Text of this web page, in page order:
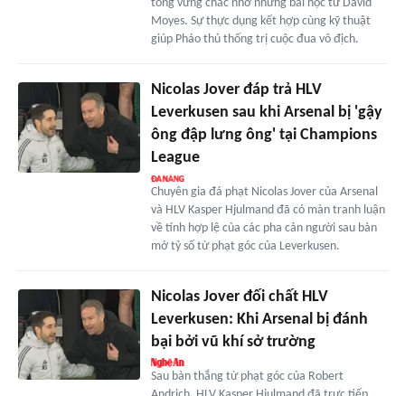
tông vững chắc nhờ những bài học từ David
Moyes. Sự thực dụng kết hợp cùng kỹ thuật
giúp Pháo thủ thống trị cuộc đua vô địch.
Nicolas Jover đáp trả HLV
Leverkusen sau khi Arsenal bị 'gậy
ông đập lưng ông' tại Champions
League
Chuyên gia đá phạt Nicolas Jover của Arsenal
và HLV Kasper Hjulmand đã có màn tranh luận
về tính hợp lệ của các pha cản người sau bàn
mở tỷ số từ phạt góc của Leverkusen.
Nicolas Jover đối chất HLV
Leverkusen: Khi Arsenal bị đánh
bại bởi vũ khí sở trường
Sau bàn thắng từ phạt góc của Robert